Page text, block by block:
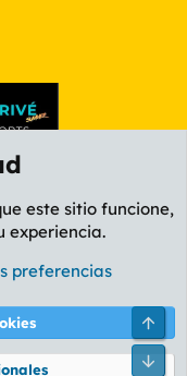
de privacidad Ayuda
este sitio funcione,
experiencia.
preferencias
Pie